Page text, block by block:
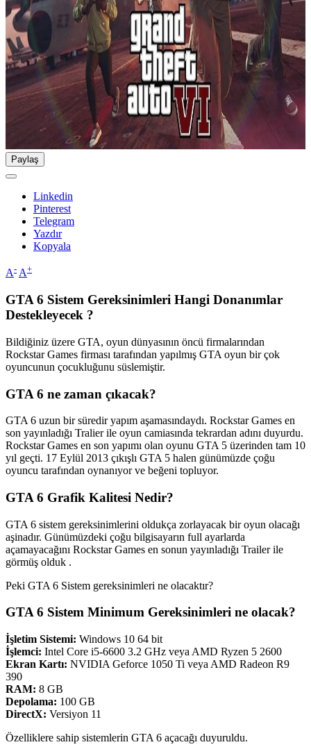
Paylaş
Linkedin
Pinterest
Telegram
Yazdır
Kopyala
A- A+
GTA 6 Sistem Gereksinimleri Hangi Donanımlar
Destekleyecek ?
Bildiğiniz üzere GTA, oyun dünyasının öncü firmalarından
Rockstar Games firması tarafından yapılmış GTA oyun bir çok
oyuncunun çocukluğunu süslemiştir.
GTA 6 ne zaman çıkacak?
GTA 6 uzun bir süredir yapım aşamasındaydı. Rockstar Games en
son yayınladığı Tralier ile oyun camiasında tekrardan adını duyurdu.
Rockstar Games en son yapımı olan oyunu GTA 5 üzerinden tam 10
yıl geçti. 17 Eylül 2013 çıkışlı GTA 5 halen günümüzde çoğu
oyuncu tarafından oynanıyor ve beğeni topluyor.
GTA 6 Grafik Kalitesi Nedir?
GTA 6 sistem gereksinimlerini oldukça zorlayacak bir oyun olacağı
aşinadır. Günümüzdeki çoğu bilgisayarın full ayarlarda
açamayacağını Rockstar Games en sonun yayınladığı Trailer ile
görmüş olduk .
Peki GTA 6 Sistem gereksinimleri ne olacaktır?
GTA 6 Sistem Minimum Gereksinimleri ne olacak?
İşletim Sistemi: Windows 10 64 bit
İşlemci: Intel Core i5-6600 3.2 GHz veya AMD Ryzen 5 2600
Ekran Kartı: NVIDIA Geforce 1050 Ti veya AMD Radeon R9
390
RAM: 8 GB
Depolama: 100 GB
DirectX: Versiyon 11
Özelliklere sahip sistemlerin GTA 6 açacağı duyuruldu.